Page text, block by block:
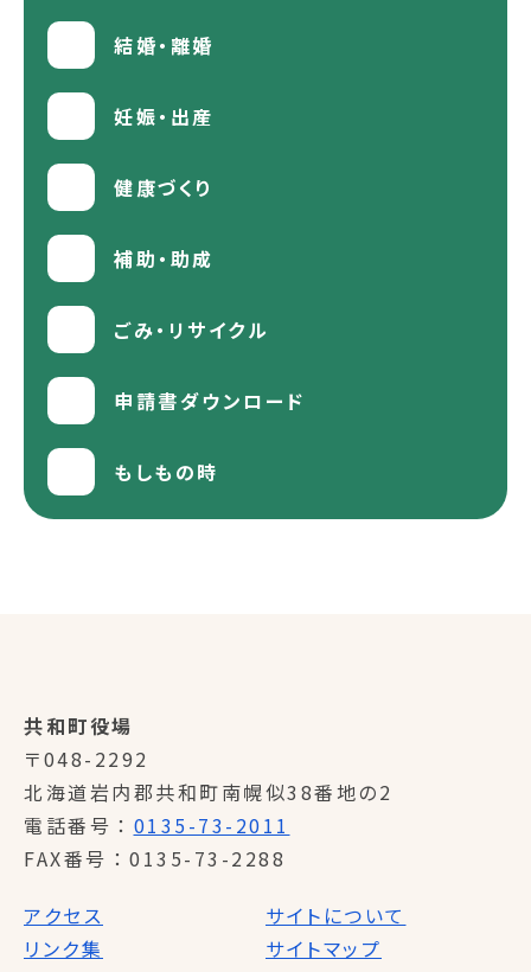
結婚・離婚
妊娠・出産
健康づくり
補助・助成
ごみ・リサイクル
申請書ダウンロード
もしもの時
共和町役場
〒048-2292
北海道岩内郡共和町南幌似38番地の2
電話番号
0135-73-2011
FAX番号
0135-73-2288
アクセス
サイトについて
リンク集
サイトマップ